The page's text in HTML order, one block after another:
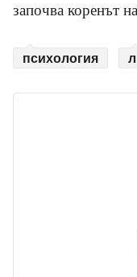
започва коренът
психология